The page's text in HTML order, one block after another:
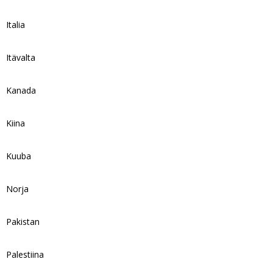
Italia
Itävalta
Kanada
Kiina
Kuuba
Norja
Pakistan
Palestiina